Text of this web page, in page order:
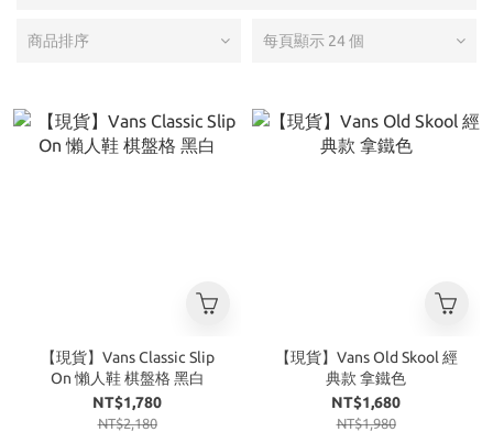
商品排序 每頁顯示 24 個
【現貨】Vans Classic Slip
On 懶人鞋 棋盤格 黑白
NT$1,780
NT$2,180
【現貨】Vans Old Skool 經
典款 拿鐵色
NT$1,680
NT$1,980